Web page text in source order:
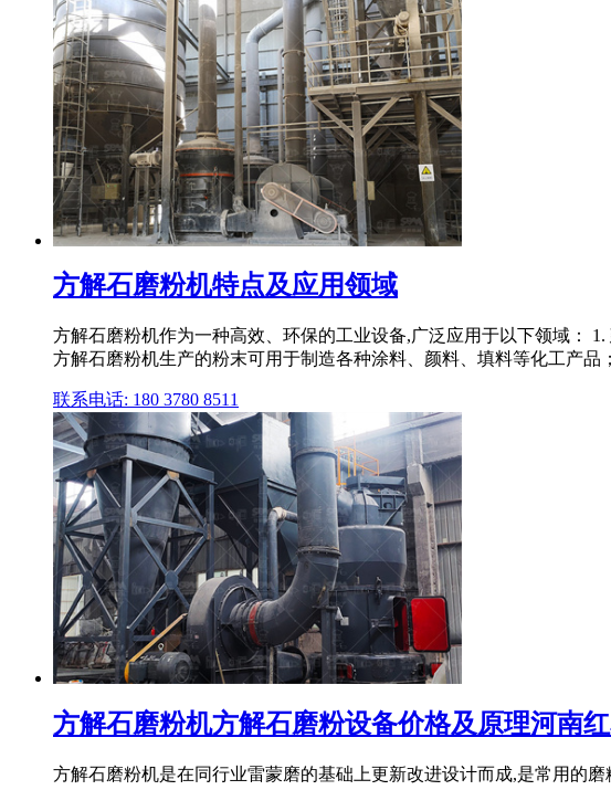
方解石磨粉机特点及应用领域
方解石磨粉机作为一种高效、环保的工业设备,广泛应用于以下领域：
方解石磨粉机生产的粉末可用于制造各种涂料、颜料、填料等化工产品
联系电话: 180 3780 8511
方解石磨粉机方解石磨粉设备价格及原理河南
方解石磨粉机是在同行业雷蒙磨的基础上更新改进设计而成,是常用的